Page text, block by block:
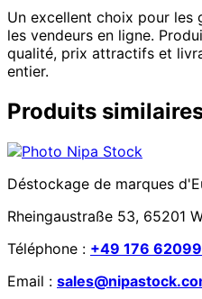
Un excellent choix pour les
les vendeurs en ligne.
qualité, prix attractifs et
entier.
Produits
Déstockage de marques
Rheingaustraße 53, 65201
Téléphone : +49 176
Email :